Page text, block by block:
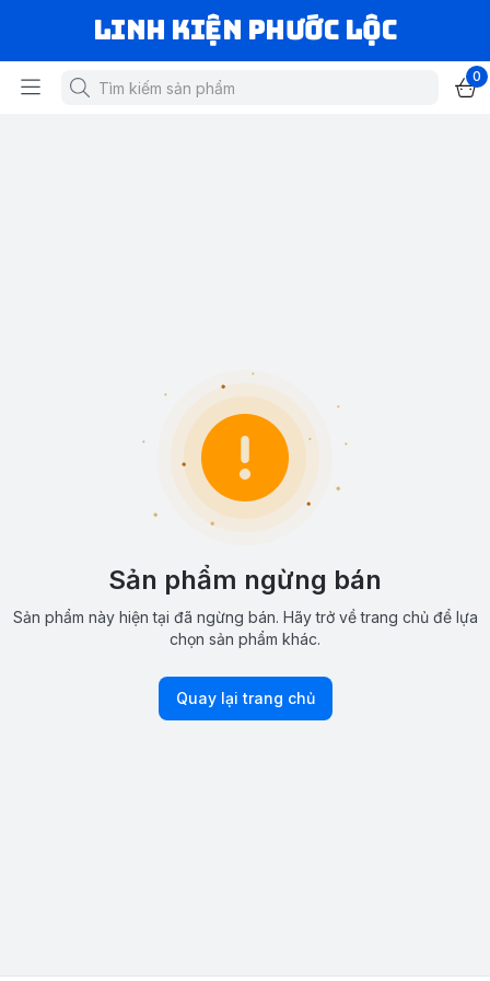
LINH KIỆN PHƯỚC LỘC
0
Sản phẩm ngừng bán
Sản phẩm này hiện tại đã ngừng bán. Hãy trở về trang chủ để lựa
chọn sản phẩm khác.
Quay lại trang chủ